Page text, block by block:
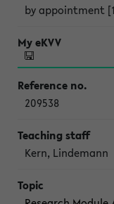
by appointment
209538
Kern, Lindemann